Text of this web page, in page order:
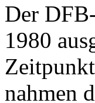
Der
1980
nahmen